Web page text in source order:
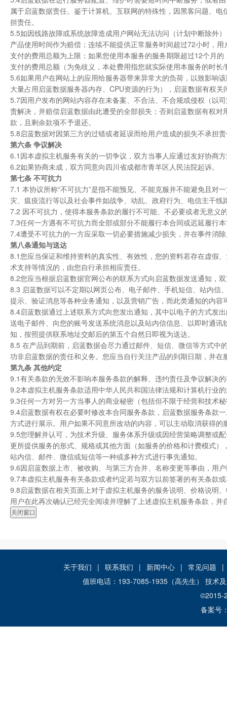
属于启蓝数据责任。鉴于计算机、互联网的特殊性，因黑客问题、
担责任。
5.5如因线路故障或系统故障造成用户网站无法访问（计划中断除外
产品使用时间作为赔偿；连续不能提供正常服务时间超过72小时，
支付的费用总额为上限；如果您使用本服务的服务期限超过12个月
支付的费用总额（为免歧义，本处费用指您就实际使用本服务的时
5.6如果用户在网站上的应用给服务器带来异常大的负荷，以致影响
大量占用启蓝数据服务器内存、CPU资源的行为），启蓝数据有权
5.7因用户发布的网站内容存在未备案、不合法、不合规或侵权（以
责解决，并赔偿启蓝数据由此遭受的全部损失；否则启蓝数据有权
款，且剩余款项不予退还。
5.8启蓝数据对因第三方的过错或者延误而给用户造成的损失不承担
第六条 争议解决
6.1因本虚拟主机服务有关的一切争议，双方当事人应通过友好协商
6.2如果协商未成，双方同意向四川省成都市青羊区人民法院起诉。
第七条 不可抗力
7.1 本协议所称“不可抗力”是指不能预见、不能克服并不能避免且
灾、瘟疫流行等以及社会事件如战争、动乱、政府行为、电信主干
7.2 因不可抗力，使得本服务条款的履行不可能、不必要或者无意义
7.3任何一方遇有不可抗力而全部或部分不能履行本合同或迟延履行
7.4遭受不可抗力的一方应采取一切必要措施减少损失，并在事件消
第八条通知与送达
8.1您应当保证和维持资料的真实性、有效性，您的资料若存在虚假
术支持等情况的，由您自行承担相应责任。
8.2您应当根据启蓝数据官网公布的联系方式向启蓝数据发送通知，
8.3 启蓝数据可以不定期以网页公布、电子邮件、手机短信、站内
提示、验证消息等各种业务通知，以及营销广告，而此类通知的内
8.4启蓝数据通过上述联系方式向您发出通知，其中以电子的方式发
送电子邮件、向您的账号发送系统消息以及站内信信息、以即时通
知，按照提供联系地址交邮后的第五个自然日即视为送达。
8.5 在产品到期前，启蓝数据会尽力通过邮件、短信、微信等方式
功非启蓝数据的责任和义务。您应当自行关注产品的到期日期，并在
第九条 其他约定
9.1有关条款的无效不影响本服务条款的解释、违约责任及争议解决
9.2本虚拟主机服务条款适用中华人民共和国法律法规和计算机行业
9.3任何一方对另一方当事人的商业秘密（包括但不限于经营和技术
9.4启蓝数据有权在必要时修改本合同服务条款，启蓝数据服务条款
方式进行展示。用户如果不同意所改动的内容，可以主动取消获得
9.5您理解并认可，为技术升级、服务体系升级或因经营策略调整或
更所提供服务的形式、规格或其他方面（如服务的价格和计费模式
站内信、邮件、微信或短信等一种或多种方式进行事先通知。
9.6因启蓝数据上市、被收购、与第三方合并、名称变更等事由，用
9.7本虚拟主机服务有关条款或者约定若与双方以前签署的有关条款
9.8启蓝数据在相关页面上对于虚拟主机服务的服务说明、价格说明
用户在此再次确认已经完全阅读并理解了上述虚拟主机服务条款，
关于我们 | 联系我们 | 新闻中心 | 常见问题
|
值班电话：193-7085-1935（高先生） 技术
©2015-
备案号